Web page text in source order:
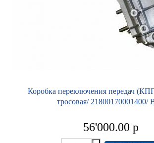
Коробка переключения передач
тросовая/ 21800170001400/
56'000.00 р